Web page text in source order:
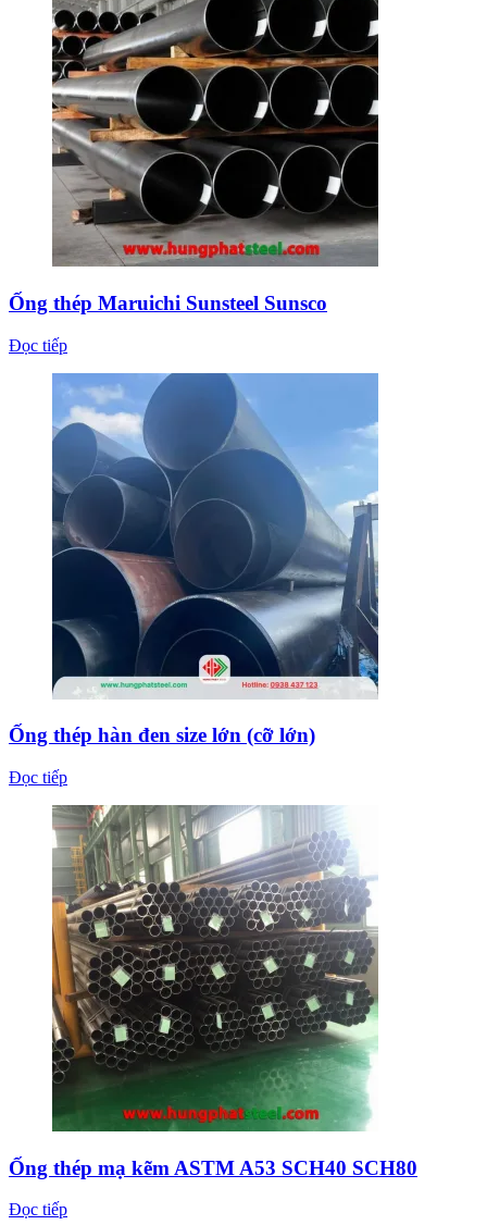
Ống thép Maruichi Sunsteel Sunsco
Đọc tiếp
Ống thép hàn đen size lớn (cỡ lớn)
Đọc tiếp
Ống thép mạ kẽm ASTM A53 SCH40 SCH80
Đọc tiếp